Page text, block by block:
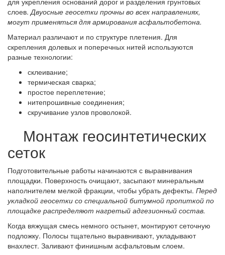
слоев.Двуосные геосетки прочны во всех направлениях,
могут применяться для армирования асфальтобетона.
Материал различают и по структуре плетения. Для
скрепления долевых и поперечных нитей используются
разные технологии:
склеивание;
термическая сварка;
простое переплетение;
нитепрошивные соединения;
скручивание узлов проволокой.
Монтаж геосинтетических
сеток
Подготовительные работы начинаются с выравнивания
площадки. Поверхность очищают, засыпают минеральным
наполнителем мелкой фракции, чтобы убрать дефекты. Перед
укладкой геосетки со специальной битумной пропиткой по
площадке распределяют нагретый адгезионный состав.
Когда вяжущая смесь немного остынет, монтируют сеточную
подложку. Полосы тщательно выравнивают, укладывают
внахлест. Заливают финишным асфальтовым слоем.